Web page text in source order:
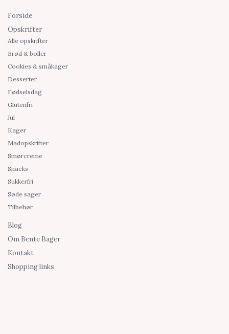
Forside
Opskrifter
Alle opskrifter
Brød & boller
Cookies & småkager
Desserter
Fødselsdag
Glutenfri
Jul
Kager
Madopskrifter
Smørcreme
Snacks
Sukkerfri
Søde sager
Tilbehør
Blog
Om Bente Bager
Kontakt
Shopping links